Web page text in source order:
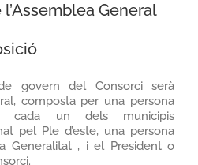
l’Assemblea General
govern del Consorci serà
composta per una persona
cada un dels municipis
pel Ple d’este, una persona
Generalitat , i el President o